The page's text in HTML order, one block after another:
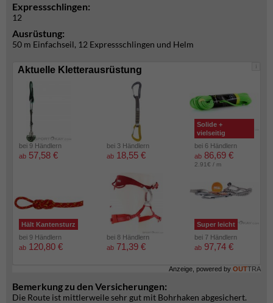
Expressschlingen:
12
Ausrüstung:
50 m Einfachseil, 12 Expressschlingen und Helm
i
Aktuelle Kletterausrüstung
bei 9 Händlern
ab 57,58 €
bei 3 Händlern
ab 18,55 €
Solide +
vielseitig
bei 6 Händlern
ab 86,69 €
2.91€ / m
Hält Kantensturz
bei 9 Händlern
ab 120,80 €
bei 8 Händlern
ab 71,39 €
Super leicht
bei 7 Händlern
ab 97,74 €
Anzeige, powered by OUTTRA
Bemerkung zu den Versicherungen:
Die Route ist mittlerweile sehr gut mit Bohrhaken abgesichert.